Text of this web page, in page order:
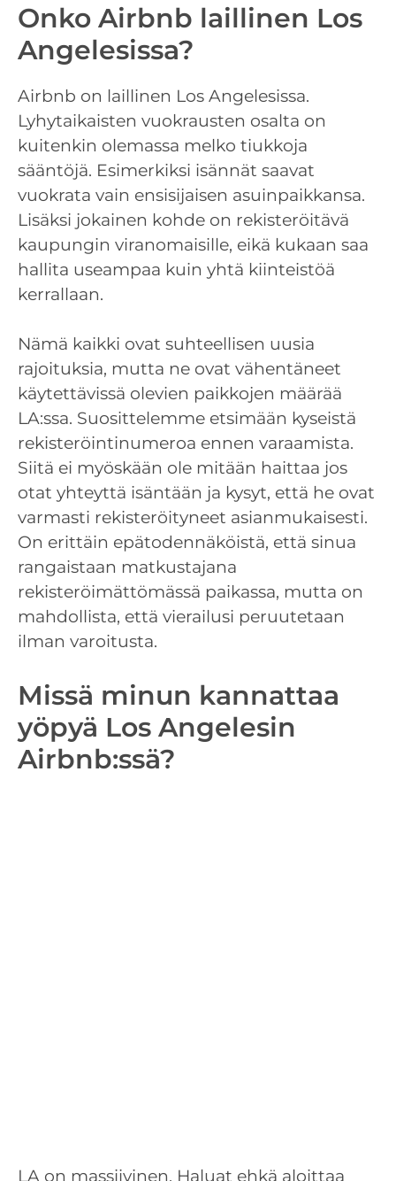
Onko Airbnb laillinen Los
Angelesissa?
Airbnb on laillinen Los Angelesissa.
Lyhytaikaisten vuokrausten osalta on
kuitenkin olemassa melko tiukkoja
sääntöjä. Esimerkiksi isännät saavat
vuokrata vain ensisijaisen asuinpaikkansa.
Lisäksi jokainen kohde on rekisteröitävä
kaupungin viranomaisille, eikä kukaan saa
hallita useampaa kuin yhtä kiinteistöä
kerrallaan.
Nämä kaikki ovat suhteellisen uusia
rajoituksia, mutta ne ovat vähentäneet
käytettävissä olevien paikkojen määrää
LA:ssa. Suosittelemme etsimään kyseistä
rekisteröintinumeroa ennen varaamista.
Siitä ei myöskään ole mitään haittaa jos
otat yhteyttä isäntään ja kysyt, että he ovat
varmasti rekisteröityneet asianmukaisesti.
On erittäin epätodennäköistä, että sinua
rangaistaan matkustajana
rekisteröimättömässä paikassa, mutta on
mahdollista, että vierailusi peruutetaan
ilman varoitusta.
Missä minun kannattaa
yöpyä Los Angelesin
Airbnb:ssä?
LA on massiivinen. Haluat ehkä aloittaa